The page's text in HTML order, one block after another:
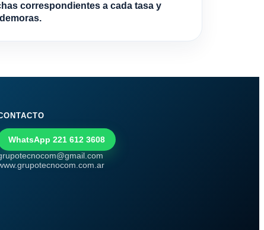
correspondientes a cada tasa y
WhatsApp 221 612 3608